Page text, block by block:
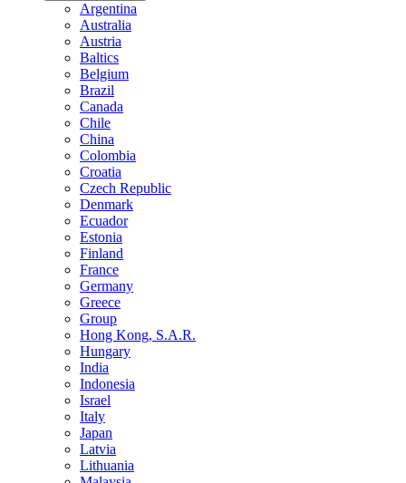
Argentina
Australia
Austria
Baltics
Belgium
Brazil
Canada
Chile
China
Colombia
Croatia
Czech Republic
Denmark
Ecuador
Estonia
Finland
France
Germany
Greece
Group
Hong Kong, S.A.R.
Hungary
India
Indonesia
Israel
Italy
Japan
Latvia
Lithuania